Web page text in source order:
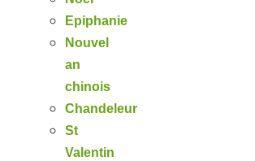
Epiphanie
Nouvel
an
chinois
Chandeleur
St
Valentin